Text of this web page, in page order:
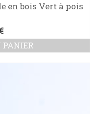
en bois Vert à pois
€
PANIER